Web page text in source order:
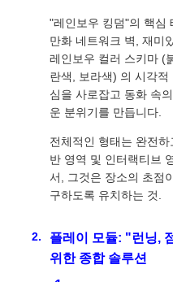
"레인보우 킹덤"의 핵심
만화 네트워크 벽, 재미
레인보우 컬러 스키마 (
란색, 보라색) 의 시각
심을 사로잡고 동화 속
운 분위기를 만듭니다.
전체적인 형태는 완전
반 영역 및 인터랙티브
서, 그것은 장소의 초점
구하도록 유치하는 것.
플레이 모듈: "런닝,
위한 종합 솔루션